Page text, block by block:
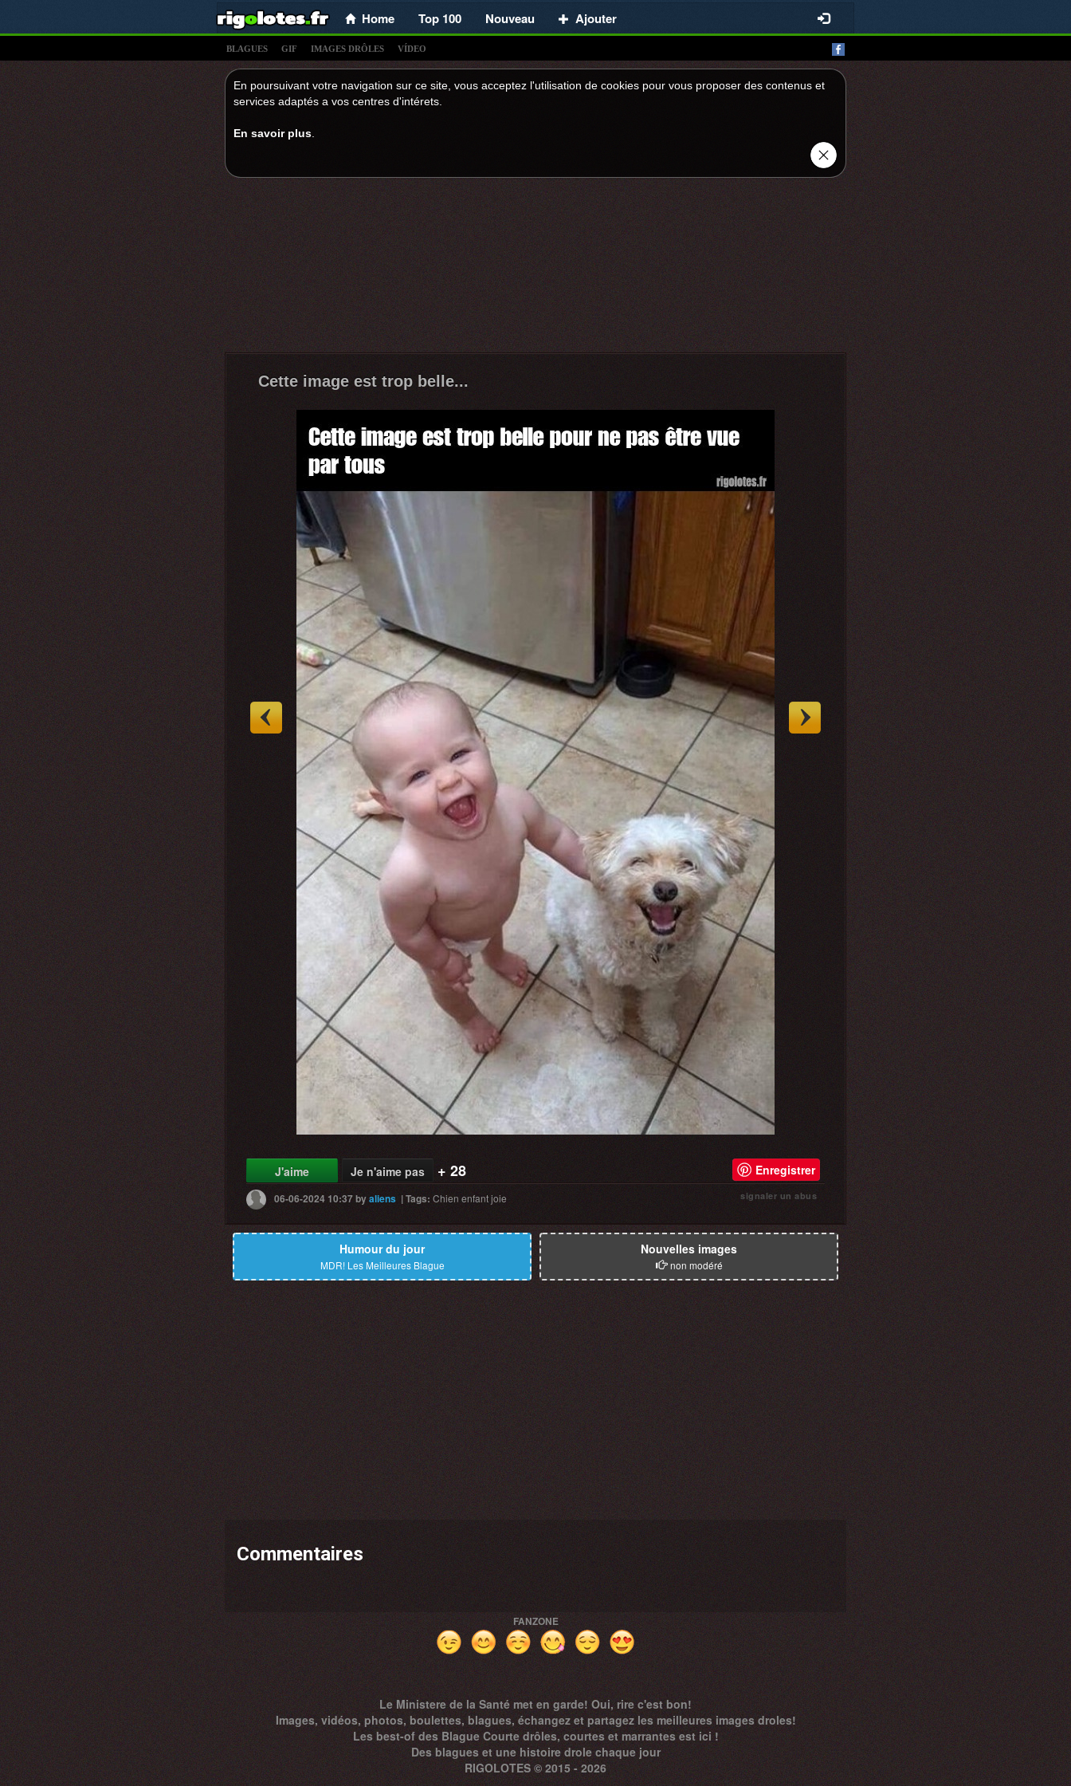
Home Top 100 Nouveau Ajouter
BLAGUES GIF IMAGES DRÔLES VÍDEO
En poursuivant votre navigation sur ce site, vous acceptez l'utilisation de cookies pour vous proposer des contenus et
services adaptés a vos centres d'intérets.
En savoir plus
Cette image est trop belle...
J'aime Je n'aime pas + 28 Enregistrer
06-06-2024 10:37byaliens |Tags: Chien enfantjoie signaler un abus
Humour du jour
MDR! Les Meilleures Blague
Nouvelles images
non modéré
Commentaires
FANZONE
Le Ministere de la Santé met en garde! Oui, rire c'est bon!
Images, vidéos, photos, boulettes, blagues, échangez et partagez les meilleures images droles!
Les best-of des Blague Courte drôles, courtes et marrantes est ici !
Desblagueset une histoire drole chaque jour
RIGOLOTES © 2015 - 2026